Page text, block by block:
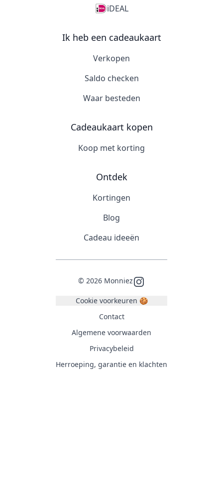
iDEAL
Ik heb een cadeaukaart
Verkopen
Saldo checken
Waar besteden
Cadeaukaart kopen
Koop met korting
Ontdek
Kortingen
Blog
Cadeau ideeën
© 2026 MonniezInstagram
Cookie voorkeuren 🍪
Contact
Algemene voorwaarden
Privacybeleid
Herroeping, garantie en klachten